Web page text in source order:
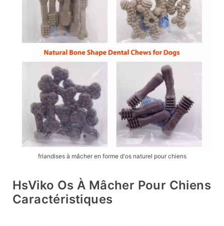
friandises à mâcher en forme d'os naturel pour chiens
HsViko Os À Mâcher Pour Chiens
Caractéristiques